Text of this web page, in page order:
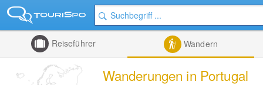
Reiseführer Wandern
Wanderungen in Portugal